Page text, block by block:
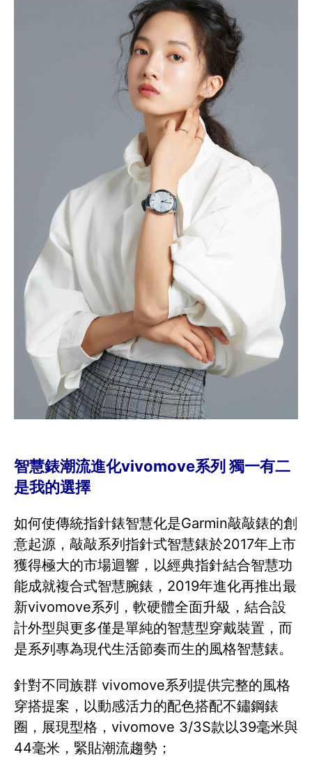
智慧錶潮流進化vivomove系列 獨一有二
是我的選擇
如何使傳統指針錶智慧化是Garmin敲敲錶的創
意起源，敲敲系列指針式智慧錶於2017年上市
獲得極大的市場迴響，以經典指針結合智慧功
能成就複合式智慧腕錶，2019年進化再推出最
新vivomove系列，軟硬體全面升級，結合設
計外型與更多僅是單純的智慧型穿戴裝置，而
是系列專為現代生活節奏而生的風格智慧錶。
針對不同族群 vivomove系列提供完整的風格
穿搭提案，以動感活力的配色搭配不鏽鋼錶
圈，展現型格，vivomove 3/3S款以39毫米與
44毫米，緊貼潮流趨勢；